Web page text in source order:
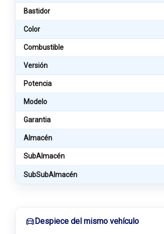
Bastidor
Color
Combustible
Versión
Potencia
Modelo
Garantia
Almacén
SubAlmacén
SubSubAlmacén
Despiece del mismo vehículo